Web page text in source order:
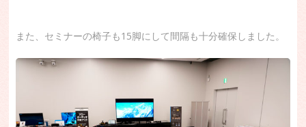
また、セミナーの椅子も15脚にして間隔も十分確保しました。